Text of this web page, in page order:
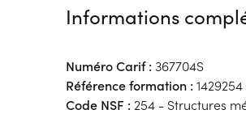
Informations
Numéro Carif : 367704S
Référence formation : 1429254
Code NSF : 254 - Structures